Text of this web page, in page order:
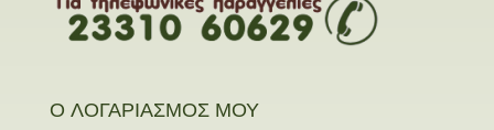
Ο ΛΟΓΑΡΙΑΣΜΟΣ ΜΟΥ